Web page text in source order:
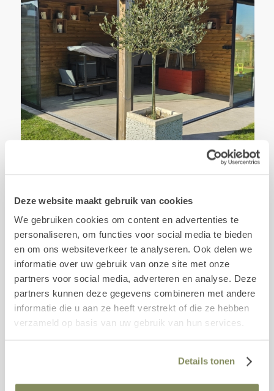
Deze website maakt gebruik van cookies
We gebruiken cookies om content en advertenties te
personaliseren, om functies voor social media te bieden
en om ons websiteverkeer te analyseren. Ook delen we
informatie over uw gebruik van onze site met onze
partners voor social media, adverteren en analyse. Deze
partners kunnen deze gegevens combineren met andere
informatie die u aan ze heeft verstrekt of die ze hebben
verzameld op basis van uw gebruik van hun services.
Details tonen